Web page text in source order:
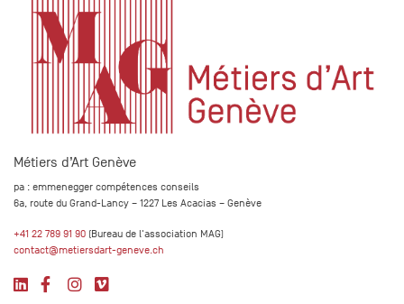
Métiers d’Art Genève
pa : emmenegger compétences conseils
6a, route du Grand-Lancy – 1227 Les Acacias – Genève
+41 22 789 91 90 (Bureau de l'association MAG)
contact@metiersdart-geneve.ch